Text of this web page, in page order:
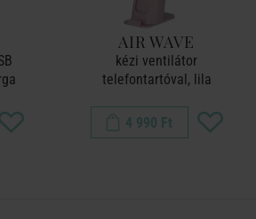
AIR WAVE
kézi ventilátor
telefontartóval, lila
4 990 Ft